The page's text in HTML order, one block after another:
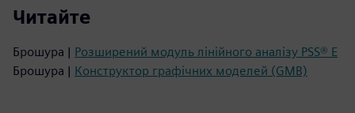
Читайте
Брошура | Розширений модуль лінійного аналізу PSS® E
Брошура | Конструктор графічних моделей (GMB)